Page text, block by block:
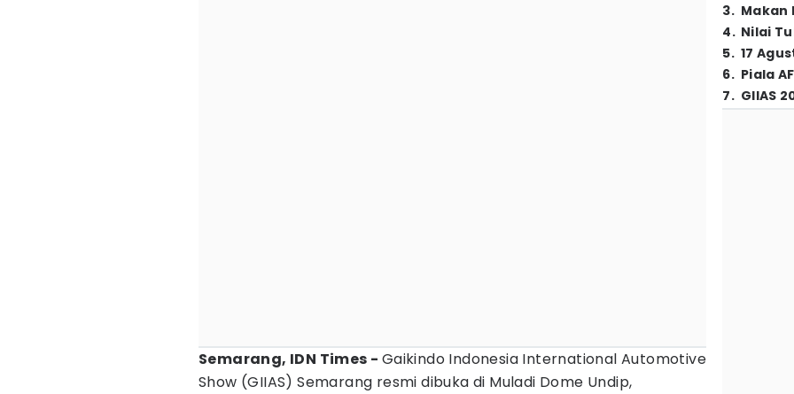
Semarang, IDN Times - Gaikindo Indonesia International Automotive
Show (GIIAS) Semarang resmi dibuka di Muladi Dome Undip,
3. Makan
4. Nilai
5. 17
6. Piala
7. GIIAS